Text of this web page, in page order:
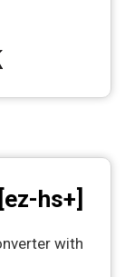
hs+]
with